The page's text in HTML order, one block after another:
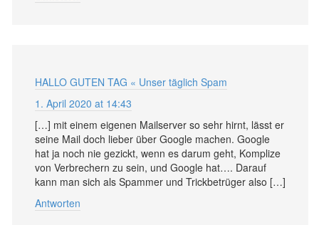
HALLO GUTEN TAG « Unser täglich Spam
1. April 2020 at 14:43
[…] mit einem eigenen Mailserver so sehr hirnt, lässt er
seine Mail doch lieber über Google machen. Google
hat ja noch nie gezickt, wenn es darum geht, Komplize
von Verbrechern zu sein, und Google hat…. Darauf
kann man sich als Spammer und Trickbetrüger also […]
Antworten